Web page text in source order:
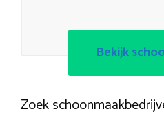
Bekijk
Zoek